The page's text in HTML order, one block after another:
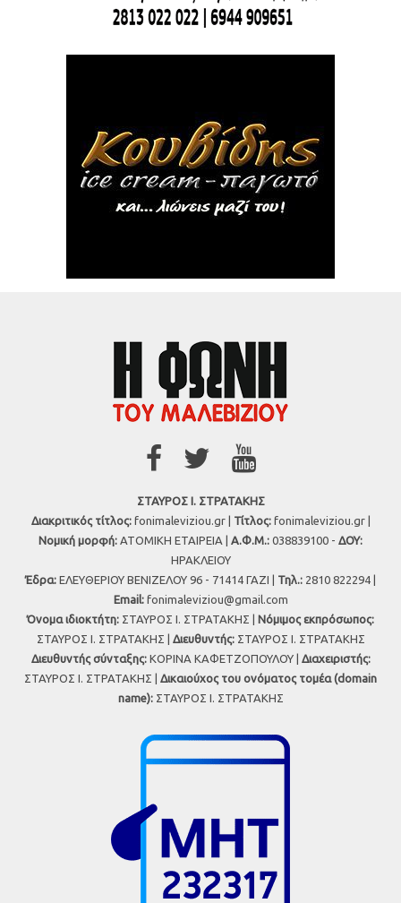
ΣΤΑΥΡΟΣ Ι. ΣΤΡΑΤΑΚΗΣ
Διακριτικός τίτλος:fonimaleviziou.gr | Τίτλος:fonimaleviziou.gr |
Νομική μορφή: ΑΤΟΜΙΚΗ ΕΤΑΙΡΕΙΑ | Α.Φ.Μ.: 038839100 - ΔΟΥ:
ΗΡΑΚΛΕΙΟΥ
Έδρα: ΕΛΕΥΘΕΡΙΟΥ ΒΕΝΙΖΕΛΟΥ 96 - 71414 ΓΑΖΙ | Τηλ.: 2810 822294 |
Εmail: fonimaleviziou@gmail.com
Όνομα ιδιοκτήτη: ΣΤΑΥΡΟΣ Ι. ΣΤΡΑΤΑΚΗΣ | Νόμιμος εκπρόσωπος:
ΣΤΑΥΡΟΣ Ι. ΣΤΡΑΤΑΚΗΣ | Διευθυντής:ΣΤΑΥΡΟΣ Ι. ΣΤΡΑΤΑΚΗΣ
Διευθυντής σύνταξης:ΚΟΡΙΝΑ ΚΑΦΕΤΖΟΠΟΥΛΟΥ | Διαχειριστής:
ΣΤΑΥΡΟΣ Ι. ΣΤΡΑΤΑΚΗΣ | Δικαιούχος του ονόματος τομέα (domain
name):ΣΤΑΥΡΟΣ Ι. ΣΤΡΑΤΑΚΗΣ